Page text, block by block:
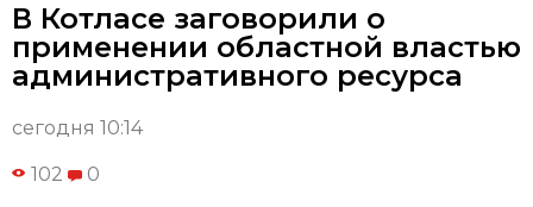
В Котласе заговорили о
применении областной властью
административного ресурса
сегодня 10:14
102 0